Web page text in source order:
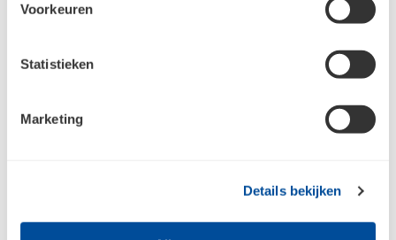
Voorkeuren
Statistieken
Marketing
Details bekijken
Bestrating bij Bouwcenter Filippo
Kom je er toch niet uit?